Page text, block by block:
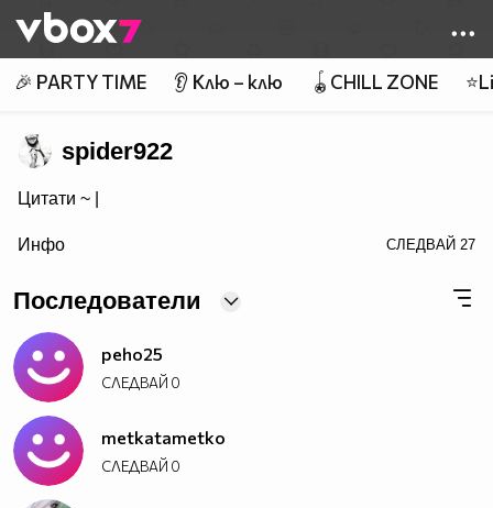
👾
🎉 PARTY TIME 👂 Клю – клю 🪀CHILL ZONE
spider922
Цитати ~
Инфо СЛЕДВАЙ 27
Последователи
peho25
СЛЕДВАЙ 0
metkatametko
СЛЕДВАЙ 0